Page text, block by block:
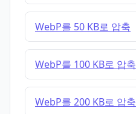
WebP를 50 KB로 압축
WebP를 100 KB로 압축
WebP를 200 KB로 압축